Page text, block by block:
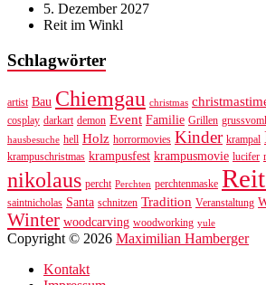
5. Dezember 2027
Reit im Winkl
Schlagwörter
artist Bau Chiemgau christmas
cosplay darkart demon Event Familie Grillen
hausbesuche hell Holz horrormovies Kinder krampal
krampuschristmas krampusfest krampusmovie lucifer
nikolaus percht Perchten perchtenmaske
saintnicholas Santa schnitzen Tradition Veranstaltung
Winter woodcarving woodworking yule
Copyright © 2026 Maximilian Hamberger
Kontakt